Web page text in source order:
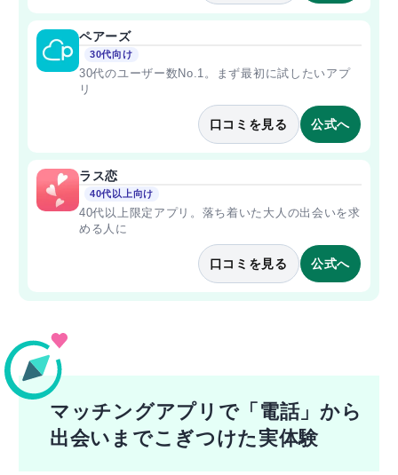
ペアーズ
30代向け
30代のユーザー数No.1。まず最初に試したいアプ
リ
公式へ
口コミを見る
ラス恋
40代以上向け
40代以上限定アプリ。落ち着いた大人の出会いを求
める人に
公式へ
口コミを見る
マッチングアプリで「電話」から
出会いまでこぎつけた実体験